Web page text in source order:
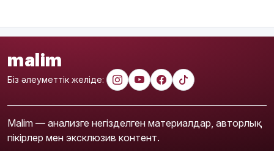
malim
Біз әлеуметтік желіде:
Malim — анализге негізделген материалдар, авторлық
пікірлер мен эксклюзив контент.